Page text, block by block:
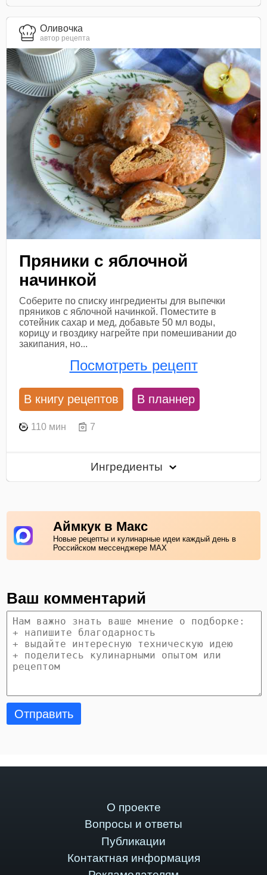
Оливочка
автор рецепта
Пряники с яблочной
начинкой
Соберите по списку ингредиенты для выпечки
пряников с яблочной начинкой. Поместите в
сотейник сахар и мед, добавьте 50 мл воды,
корицу и гвоздику нагрейте при помешивании до
закипания, но...
Посмотреть рецепт
В книгу рецептов В планнер
110 мин 7
Ингредиенты
Аймкук в Макс
Новые рецепты и кулинарные идеи каждый день в
Российском мессенджере MAX
Ваш комментарий
Отправить
О проекте
Вопросы и ответы
Публикации
Контактная информация